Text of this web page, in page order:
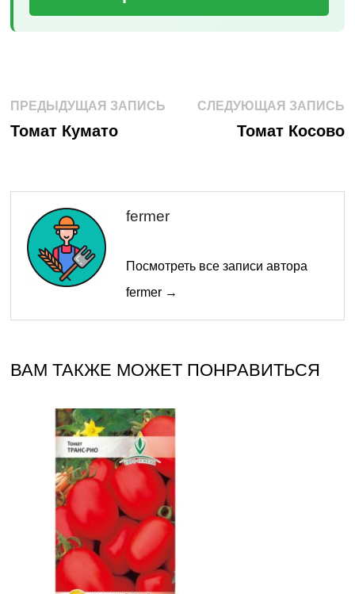
Навигация
по
ПРЕДЫДУЩАЯ ЗАПИСЬПредыдущая
Томат Кумато
СЛЕДУЮЩАЯ ЗАПИСЬ
Томат Косово
fermer
Посмотреть все записи автора
fermer →
ВАМ ТАКЖЕ МОЖЕТ ПОНРАВИТЬСЯ